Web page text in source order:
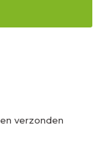
verzonden